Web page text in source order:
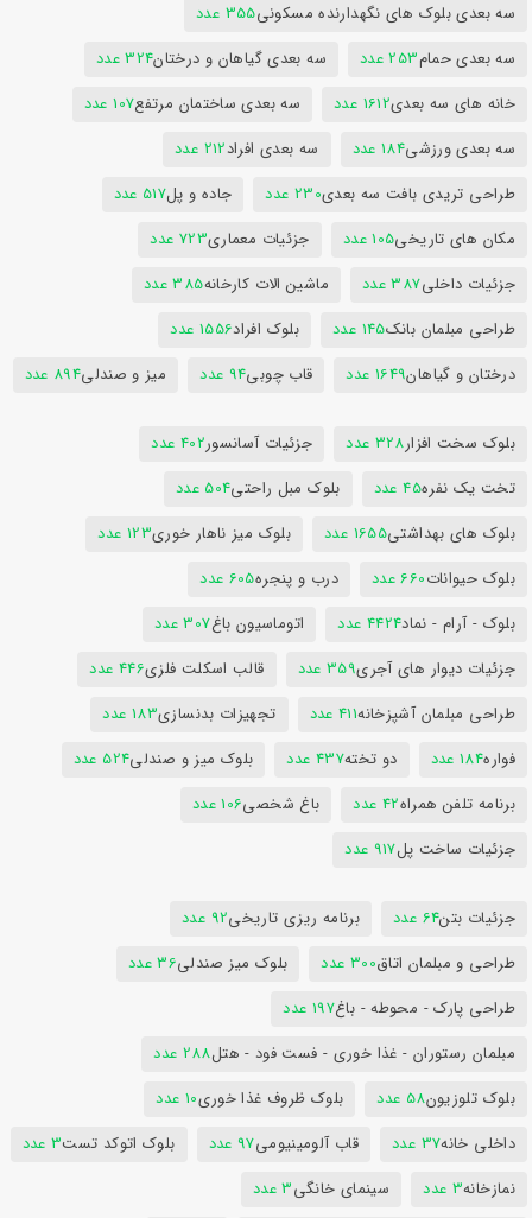
سه بعدی بلوک های نگهدارنده مسکونی355 عدد
سه بعدی حمام253 عدد سه بعدی گیاهان و درختان324 عدد
خانه های سه بعدی1612 عدد سه بعدی ساختمان مرتفع107 عدد
سه بعدی ورزشی184 عدد سه بعدی افراد212 عدد
طراحی تریدی بافت سه بعدی230 عدد جاده و پل517 عدد
مکان های تاریخی105 عدد جزئیات معماری723 عدد
جزئیات داخلی387 عدد ماشین الات کارخانه385 عدد
طراحی مبلمان بانک145 عدد بلوک افراد1556 عدد
درختان و گیاهان1649 عدد قاب چوبی94 عدد میز و صندلی894 عدد
بلوک سخت افزار328 عدد جزئیات آسانسور402 عدد
تخت یک نفره45 عدد بلوک مبل راحتی504 عدد
بلوک های بهداشتی1655 عدد بلوک میز ناهار خوری123 عدد
بلوک حیوانات660 عدد درب و پنجره605 عدد
بلوک - آرام - نماد4424 عدد اتوماسیون باغ307 عدد
جزئیات دیوار های آجری359 عدد قالب اسکلت فلزی446 عدد
طراحی مبلمان آشپزخانه411 عدد تجهیزات بدنسازی183 عدد
فواره184 عدد دو تخته437 عدد بلوک میز و صندلی524 عدد
برنامه تلفن همراه42 عدد باغ شخصی106 عدد
جزئیات ساخت پل917 عدد
جزئیات بتن64 عدد برنامه ریزی تاریخی92 عدد
طراحی و مبلمان اتاق300 عدد بلوک میز صندلی36 عدد
طراحی پارک - محوطه - باغ197 عدد
مبلمان رستوران - غذا خوری - فست فود - هتل288 عدد
بلوک تلوزیون58 عدد بلوک ظروف غذا خوری10 عدد
داخلی خانه37 عدد قاب آلومینیومی97 عدد بلوک اتوکد تست3 عدد
نمازخانه3 عدد سینمای خانگی3 عدد